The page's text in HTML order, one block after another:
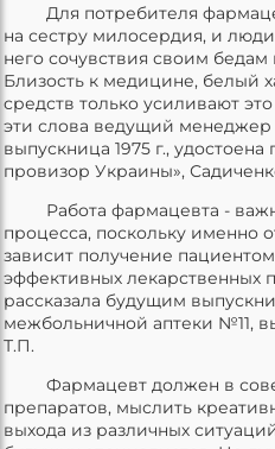
Для потребителя
на сестру милосердия, и
него сочувствия своим бедам
Близость к медицине, белый
средств только усиливают
эти слова ведущий
выпускница 1975 г.,
провизор Украины»,
Работа фармацевта -
процесса, поскольку именно
зависит получение
эффективных лекарственных
рассказала будущим
межбольничной аптеки №11,
Т.П.
Фармацевт должен в
препаратов, мыслить
выхода из различных